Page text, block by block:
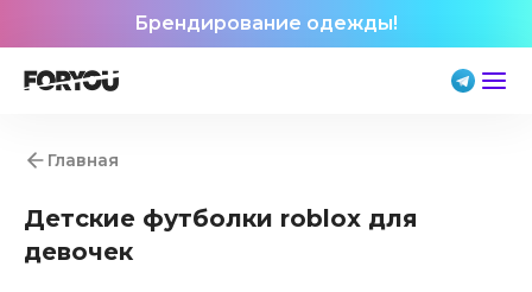
Брендирование одежды!
Главная
Детские футболки roblox для
девочек